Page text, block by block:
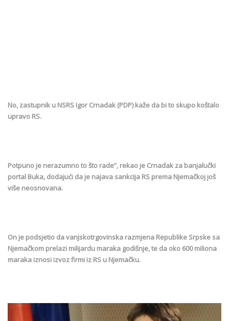
No, zastupnik u NSRS Igor Crnadak (PDP) kaže da bi to skupo koštalo
upravo RS.
Potpuno je nerazumno to što rade”, rekao je Crnadak za banjalučki
portal Buka, dodajući da je najava sankcija RS prema Njemačkoj još
više neosnovana.
On je podsjetio da vanjskotrgovinska razmjena Republike Srpske sa
Njemačkom prelazi milijardu maraka godišnje, te da oko 600 miliona
maraka iznosi izvoz firmi iz RS u Njemačku.